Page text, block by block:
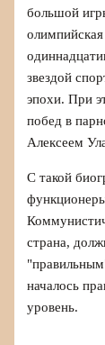
большой
звездой
эпохи. При
побед в
Алексеем
С такой
страна,
началось
уровень.